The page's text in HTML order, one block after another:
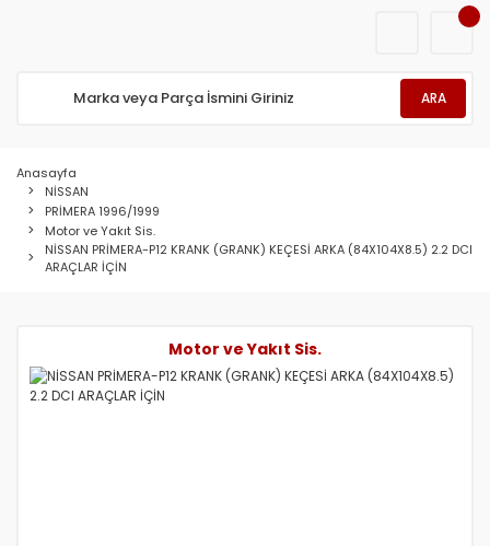
ARA
Anasayfa
NİSSAN
PRİMERA 1996/1999
Motor ve Yakıt Sis.
NİSSAN PRİMERA-P12 KRANK (GRANK) KEÇESİ ARKA (84X104X8.5) 2.2 DCI
ARAÇLAR İÇİN
Motor ve Yakıt Sis.